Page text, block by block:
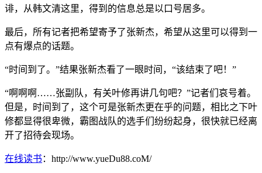
诽，从韩文清这里，得到的信息总是以口号居多。
最后，所有记者把希望寄予了张新杰，希望从这里可以得到一
点有爆点的话题。
“时间到了。”结果张新杰看了一眼时间，“该结束了吧！”
“啊啊啊……张副队，有关叶修再讲几句吧？”记者们哀号着。
但是，时间到了，这个可是张新杰更在乎的问题，相比之下叶
修都显得很卑微，霸图战队的选手们纷纷起身，很快就已经离
开了招待会现场。
在线读书 ：http://www.yueDu88.coM/